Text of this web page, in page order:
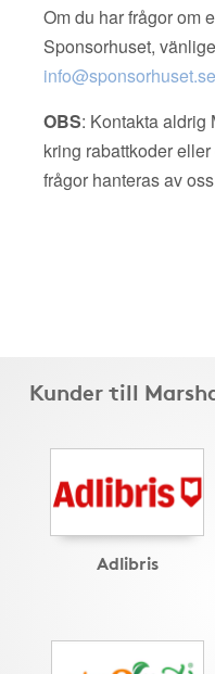
Om du har frågor om
Sponsorhuset,
info@sponsorhuset.se
OBS: Kontakta aldrig
kring rabattkoder
frågor hanteras av
Kunder till
Adlibris